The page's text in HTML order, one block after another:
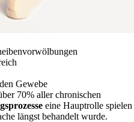
Gewebe
70% aller chronischen
eine Hauptrolle spielen
längst behandelt wurde.